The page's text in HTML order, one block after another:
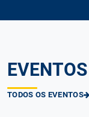
EVENTOS
TODOS OS EVENTOS